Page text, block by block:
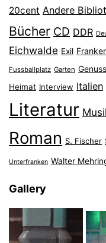
20cent Andere
Bücher CD DDR
Eichwalde Exil
Fussballplatz Garten Genuss
Heimat Interview Italien
Literatur
Roman S. Fischer
Unterfranken Walter
Gallery